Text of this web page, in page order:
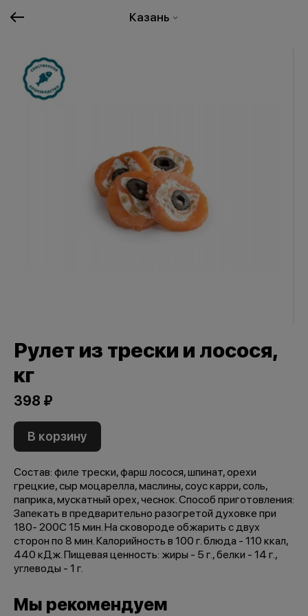
Казань
Рулет из трески и лосося,
кг
398 ₽
В корзину
Состав: филе трески, фарш лосося, шпинат, орехи
грецкие, сыр моцарелла, маслины, соус карри, соль,
паприка, мускатный орех, чеснок. Способ приготовления:
Запекать в предварительно разогретой духовке при
180- 200C 15 мин. На сковороде обжарить с двух
сторон по 8 мин. Калорийность в 100 г. блюда - 110 ккал,
440 кДж. Пищевая ценность: жиры - 5 г., белки - 14 г.,
углеводы - 1 г.
Мы рекомендуем